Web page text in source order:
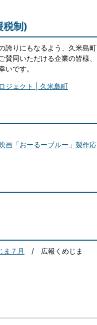
税制)
誇りにもなるよう、久米島町
同いただける企業の皆様、
いです。
ジェクト | 久米島町
画「おーるーブルー」製作応
ま７月 / 広報くめじま